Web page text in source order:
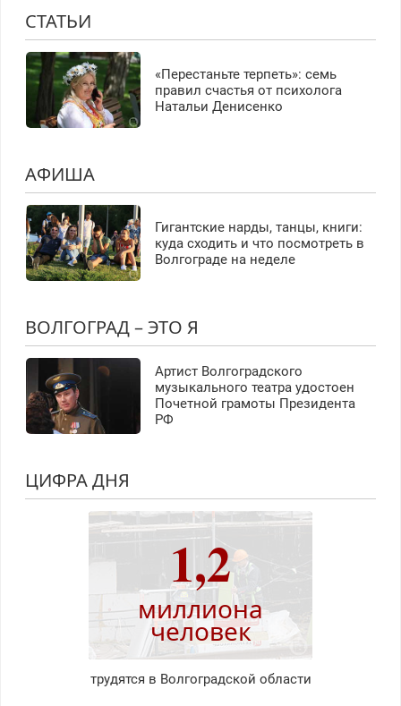
СТАТЬИ
«Перестаньте терпеть»: семь
правил счастья от психолога
Натальи Денисенко
АФИША
Гигантские нарды, танцы, книги:
куда сходить и что посмотреть в
Волгограде на неделе
ВОЛГОГРАД – ЭТО Я
Артист Волгоградского
музыкального театра удостоен
Почетной грамоты Президента
РФ
ЦИФРА ДНЯ
1,2
миллиона
человек
трудятся в Волгоградской области